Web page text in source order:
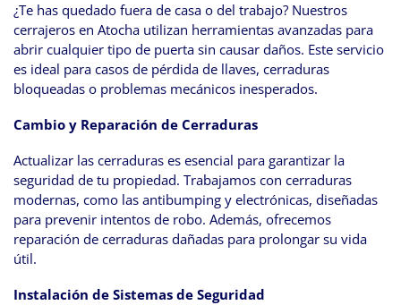
¿Te has quedado fuera de casa o del trabajo? Nuestros
cerrajeros en Atocha utilizan herramientas avanzadas para
abrir cualquier tipo de puerta sin causar daños. Este servicio
es ideal para casos de pérdida de llaves, cerraduras
bloqueadas o problemas mecánicos inesperados.
Cambio y Reparación de Cerraduras
Actualizar las cerraduras es esencial para garantizar la
seguridad de tu propiedad. Trabajamos con cerraduras
modernas, como las antibumping y electrónicas, diseñadas
para prevenir intentos de robo. Además, ofrecemos
reparación de cerraduras dañadas para prolongar su vida
útil.
Instalación de Sistemas de Seguridad